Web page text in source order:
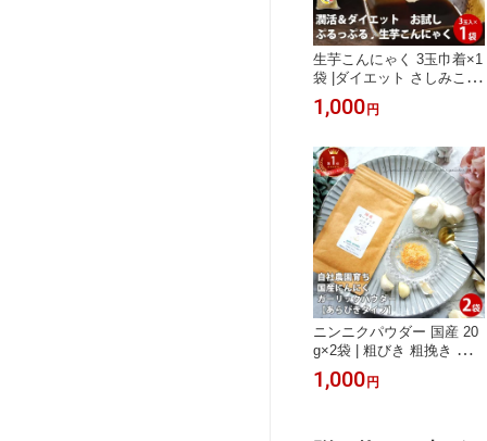
生芋こんにゃく 3玉巾着×1
袋 |ダイエット さしみこん
にゃく 食品 食事 通販 料
理 蒟蒻 コンニャク 国産
制限 低カロリー 女性 1000
円 送料無料 ポッキリ グル
メ ポッキリ ダイエット食
品 低糖質 簡単調理 送料無
料 ロカボ ギフト お中元
1,000円
ニンニクパウダー 国産 20
g×2袋 | 粗びき 粗挽き あら
びき にんにく 粉末 にんに
く粉末 国産 ガーリックパ
1,000円